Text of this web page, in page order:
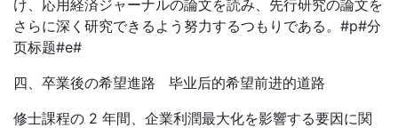
け、応用経済ジャーナルの論文を読み、先行研究の論文を
さらに深く研究できるよう努力するつもりである。#p#分
页标题#e#
四、卒業後の希望進路 毕业后的希望前进的道路
修士課程の 2 年間、企業利潤最大化を影響する要因に関